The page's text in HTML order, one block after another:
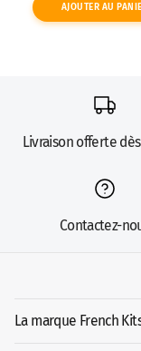
AJOUTER AU
Livraison offerte dès
Contactez-
La marque French